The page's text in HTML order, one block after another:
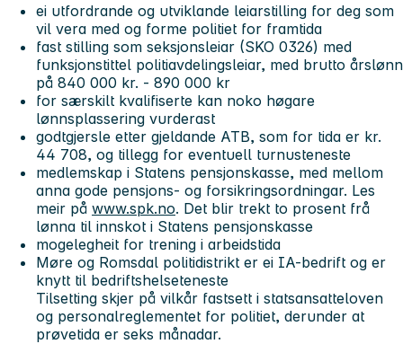
ei utfordrande og utviklande leiarstilling for deg som
vil vera med og forme politiet for framtida
fast stilling som seksjonsleiar (SKO 0326) med
funksjonstittel politiavdelingsleiar, med brutto årslønn
på 840 000 kr. - 890 000 kr
for særskilt kvalifiserte kan noko høgare
lønnsplassering vurderast
godtgjersle etter gjeldande ATB, som for tida er kr.
44 708, og tillegg for eventuell turnusteneste
medlemskap i Statens pensjonskasse, med mellom
anna gode pensjons- og forsikringsordningar. Les
meir på www.spk.no. Det blir trekt to prosent frå
lønna til innskot i Statens pensjonskasse
mogelegheit for trening i arbeidstida
Møre og Romsdal politidistrikt er ei IA-bedrift og er
knytt til bedriftshelseteneste
Tilsetting skjer på vilkår fastsett i statsansatteloven
og personalreglementet for politiet, derunder at
prøvetida er seks månadar.